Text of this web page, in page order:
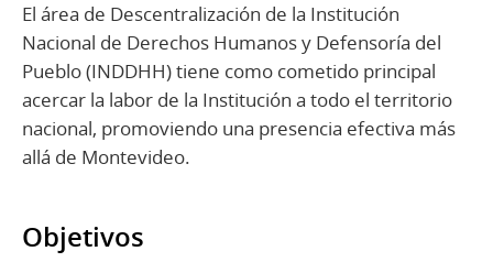
El área de Descentralización de la Institución
Nacional de Derechos Humanos y Defensoría del
Pueblo (INDDHH) tiene como cometido principal
acercar la labor de la Institución a todo el territorio
nacional, promoviendo una presencia efectiva más
allá de Montevideo.
Objetivos